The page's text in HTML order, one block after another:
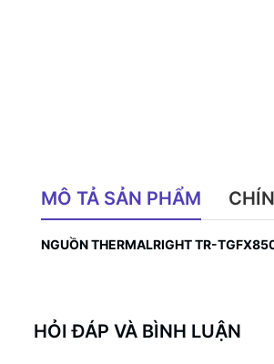
MÔ TẢ SẢN PHẨM
NGUỒN THERMALRIGHT TR-
HỎI ĐÁP VÀ BÌNH LUẬN